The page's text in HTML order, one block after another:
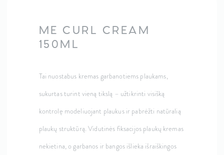
ME CURL CREAM
150ML
Tai nuostabus kremas garbanotiems plaukams,
sukurtas turint vieną tikslą – užtikrinti visišką
kontrolę modeliuojant plaukus ir pabrėžti natūralią
plaukų struktūrą. Vidutinės fiksacijos plaukų kremas
nekietina, o garbanos ir bangos išlieka išraiškingos